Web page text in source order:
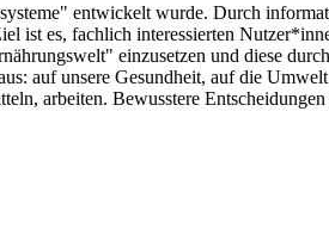
entwickelt wurde. Durch
ist es, fachlich interessierten
einzusetzen und diese
auf unsere Gesundheit, auf die
arbeiten. Bewusstere